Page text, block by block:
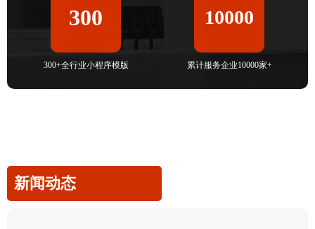
300
300+全行业小程序模版
10000
累计服务企业10000家+
新闻动态